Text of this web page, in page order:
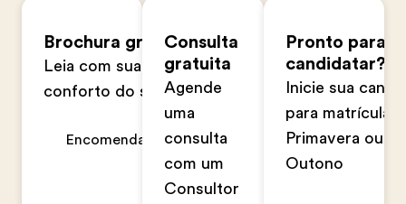
Brochura gratuita
Leia com sua família no
conforto do seu lar
Encomendar agora
Consulta
gratuita
Agende
uma
consulta
com um
Consultor
Pronto para
candidatar?
Inicie sua
para matrícula
Primavera ou no
Outono